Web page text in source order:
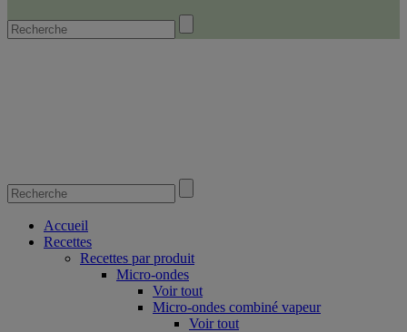
Accueil
Recettes
Recettes par produit
Micro-ondes
Voir tout
Micro-ondes combiné vapeur
Voir tout